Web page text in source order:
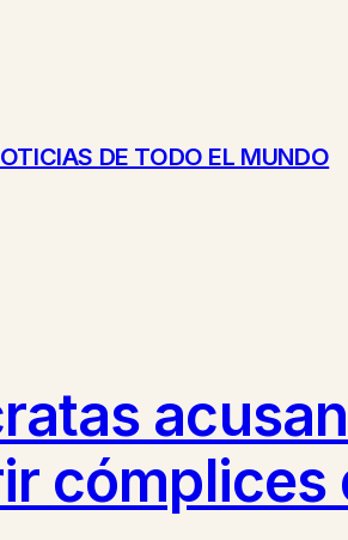
DE TODO EL MUNDO
cómplices